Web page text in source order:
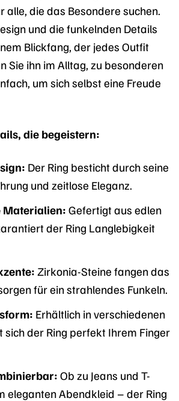
alle, die das Besondere suchen.
und die funkelnden Details
Blickfang, der jedes Outfit
Sie ihn im Alltag, zu besonderen
um sich selbst eine Freude
die begeistern:
Der Ring besticht durch seine
und zeitlose Eleganz.
Materialien: Gefertigt aus edlen
der Ring Langlebigkeit
Zirkonia-Steine fangen das
für ein strahlendes Funkeln.
Erhältlich in verschiedenen
sich der Ring perfekt Ihrem Finger
Ob zu Jeans und T-
eleganten Abendkleid – der Ring